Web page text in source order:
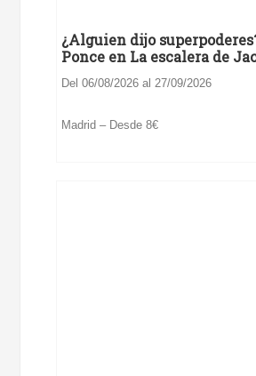
¿Alguien dijo
Ponce en La escalera de
Del 06/08/2026 al 27/09/2026
Madrid – Desde 8€